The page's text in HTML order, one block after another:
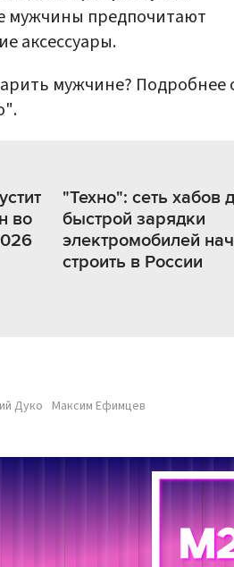
мужчины предпочитают
аксессуары.
мужчине? Подробнее
во
"Техно": сеть хабов
быстрой зарядки
электромобилей
строить в России
Дуко Максим Ефимцев